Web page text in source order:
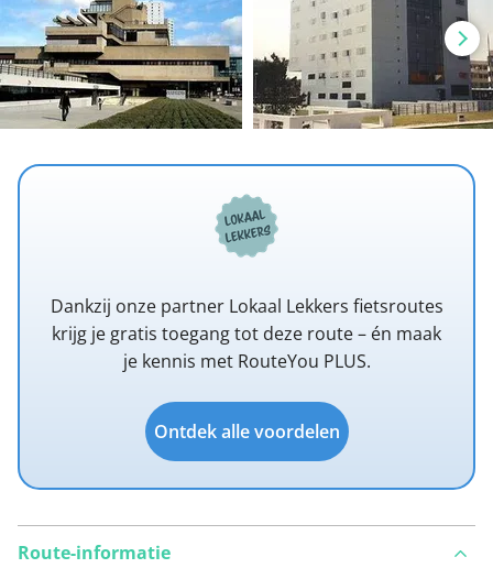
Dankzij onze partner Lokaal Lekkers fietsroutes
krijg je gratis toegang tot deze route – én maak
je kennis met RouteYou PLUS.
Ontdek alle voordelen
Route-informatie